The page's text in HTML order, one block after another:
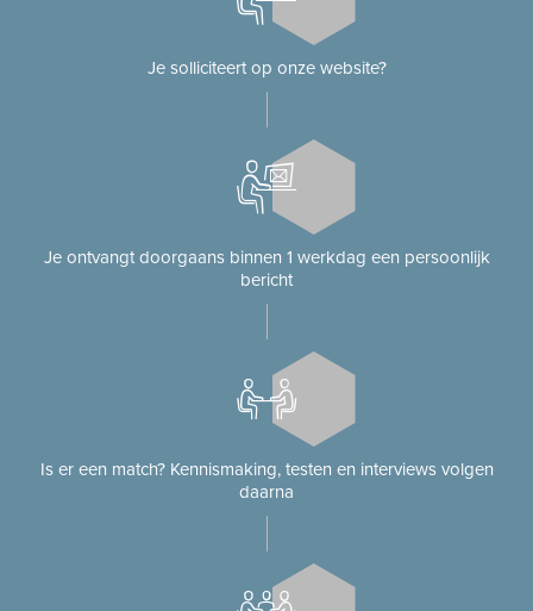
Je solliciteert op onze website?
Je ontvangt doorgaans binnen 1 werkdag een persoonlijk
bericht
Is er een match? Kennismaking, testen en interviews volgen
daarna